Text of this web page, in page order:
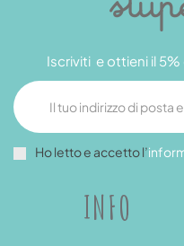
INFO
Iscriviti e ottieni il
Ho letto e accetto l’